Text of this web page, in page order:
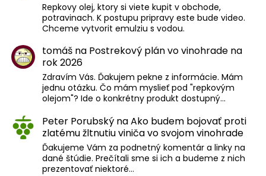
Repkovy olej, ktory si viete kupit v obchode,
potravinach. K postupu pripravy este bude video.
Chceme vytvorit emulziu s vodou.
tomáš na Postrekový plán vo vinohrade na
rok 2026
Zdravím Vás. Ďakujem pekne z informácie. Mám
jednu otázku. Čo mám myslieť pod "repkovým
olejom"? Ide o konkrétny produkt dostupný…
Peter Porubský naAko budem bojovať proti
zlatému žltnutiu viniča vo svojom vinohrade
Ďakujeme Vám za podnetný komentár a linky na
dané štúdie. Prečítali sme si ich a budeme z nich
prezentovať niektoré…